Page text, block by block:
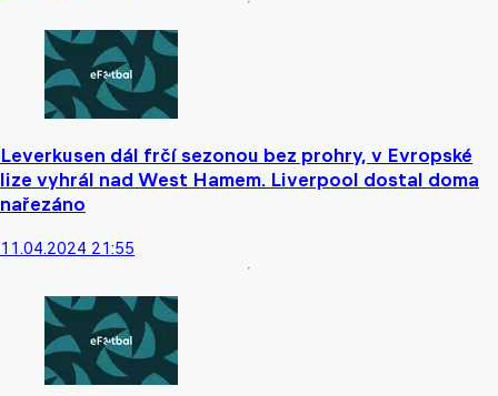
Leverkusen dál frčí sezonou bez prohry, v Evropské
lize vyhrál nad West Hamem. Liverpool dostal doma
nařezáno
11.04.2024 21:55